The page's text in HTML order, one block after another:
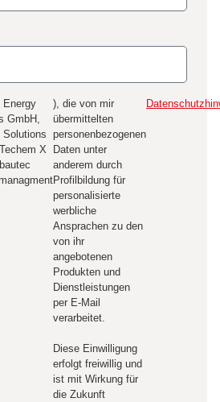
Energy
GmbH,
Solutions
X
), die von mir
übermittelten
personenbezogenen
Daten unter
anderem durch
Profilbildung für
personalisierte
werbliche
Ansprachen zu den
von ihr
angebotenen
Produkten und
Dienstleistungen
per E-Mail
verarbeitet.
Diese Einwilligung
erfolgt freiwillig und
ist mit Wirkung für
die Zukunft